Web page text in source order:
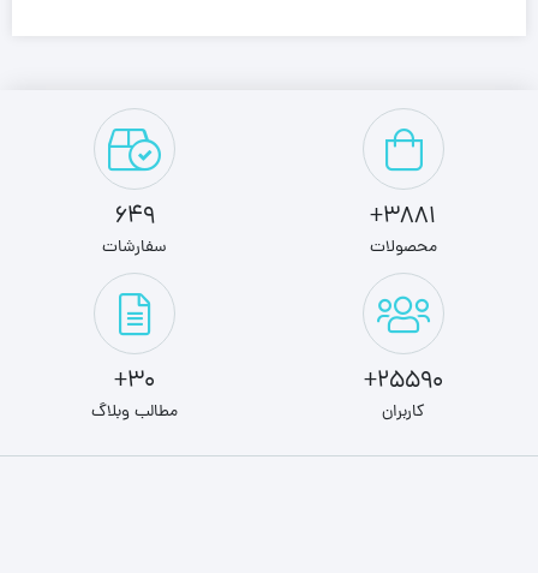
3881+
محصولات
649
سفارشات
25590+
کاربران
30+
مطالب وبلاگ